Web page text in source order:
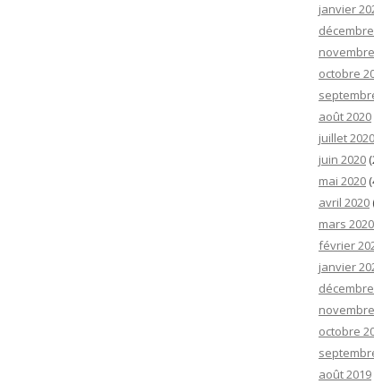
janvier
octobre
août 2020
juillet 2020
juin 2020
mai 2020
avril 2020
mars 2020
février
janvier
octobre
août 2019